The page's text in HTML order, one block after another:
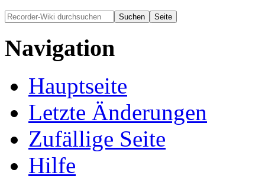
Navigation
Hauptseite
Letzte Änderungen
Zufällige Seite
Hilfe